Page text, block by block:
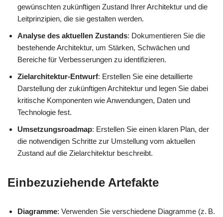
gewünschten zukünftigen Zustand Ihrer Architektur und die
Leitprinzipien, die sie gestalten werden.
Analyse des aktuellen Zustands: Dokumentieren Sie die
bestehende Architektur, um Stärken, Schwächen und
Bereiche für Verbesserungen zu identifizieren.
Zielarchitektur-Entwurf: Erstellen Sie eine detaillierte
Darstellung der zukünftigen Architektur und legen Sie dabei
kritische Komponenten wie Anwendungen, Daten und
Technologie fest.
Umsetzungsroadmap: Erstellen Sie einen klaren Plan, der
die notwendigen Schritte zur Umstellung vom aktuellen
Zustand auf die Zielarchitektur beschreibt.
Einbezuziehende Artefakte
Diagramme: Verwenden Sie verschiedene Diagramme (z. B.